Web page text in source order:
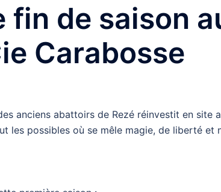
fin de saison
Carabosse
anciens abattoirs de Rezé réinvestit en site
les possibles où se mêle magie, de liberté et